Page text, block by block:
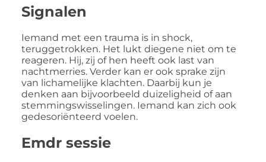
Signalen
Iemand met een trauma is in shock,
teruggetrokken. Het lukt diegene niet om te
reageren. Hij, zij of hen heeft ook last van
nachtmerries. Verder kan er ook sprake zijn
van lichamelijke klachten. Daarbij kun je
denken aan bijvoorbeeld duizeligheid of aan
stemmingswisselingen. Iemand kan zich ook
gedesoriënteerd voelen.
Emdr sessie